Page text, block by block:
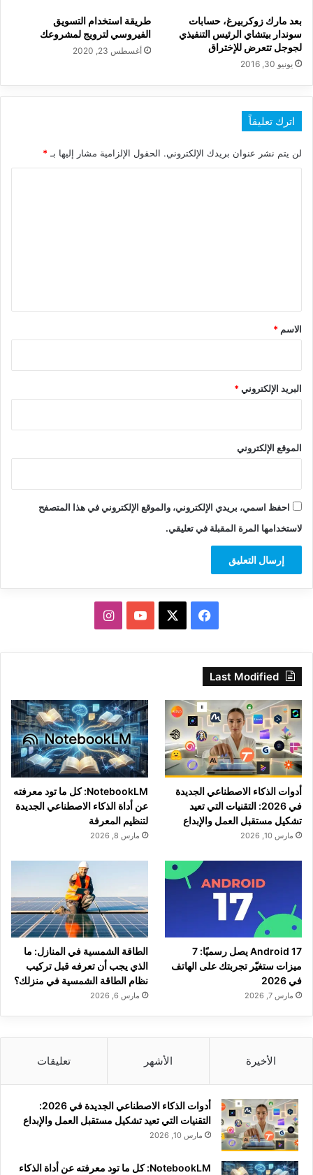
بعد مارك زوكربيرغ، حسابات
سوندار بيتشاي الرئيس التنفيذي
لجوجل تتعرض للإختراق
يونيو 30, 2016
طريقة استخدام التسويق
الفيروسي لترويج لمشروعك
أغسطس 23, 2020
اترك تعليقاً
لن يتم نشر عنوان بريدك الإلكتروني. الحقول الإلزامية مشار إليها بـ*
*
الاسم *
البريد الإلكتروني*
الموقع الإلكتروني
احفظ اسمي، بريدي الإلكتروني، والموقع الإلكتروني في هذا المتصفح
لاستخدامها المرة المقبلة في تعليقي.
فيسبوك ‫YouTubeانستقرام
Last Modified
أدوات الذكاء الاصطناعي الجديدة
في 2026: التقنيات التي تعيد
تشكيل مستقبل العمل والإبداع
مارس 10, 2026
NotebookLM: كل ما تود معرفته
عن أداة الذكاء الاصطناعي الجديدة
لتنظيم المعرفة
مارس 8, 2026
Android 17 يصل رسميًا: 7
ميزات ستغيّر تجربتك على الهاتف
في 2026
مارس 7, 2026
الطاقة الشمسية في المنازل: ما
الذي يجب أن تعرفه قبل تركيب
نظام الطاقة الشمسية في منزلك؟
مارس 6, 2026
الأخيرة الأشهر تعليقات
أدوات الذكاء الاصطناعي الجديدة في 2026:
التقنيات التي تعيد تشكيل مستقبل العمل والإبداع
مارس 10, 2026
NotebookLM: كل ما تود معرفته عن أداة الذكاء